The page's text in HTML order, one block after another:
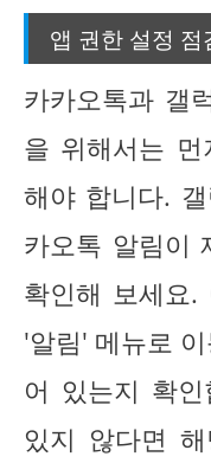
앱 권한 설정 점
카카오톡과 갤
을 위해서는
해야 합니다.
카오톡 알림이
확인해 보세요.
'알림' 메뉴로
어 있는지 확
있지 않다면